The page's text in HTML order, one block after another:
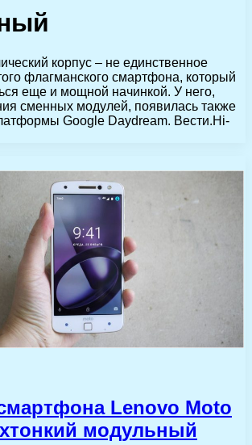
корпус – не единственное
флагманского смартфона, который
еще и мощной начинкой. У него,
сменных модулей, появилась также
Google Daydream. Вести.Hi-
Lenovo Moto
модульный